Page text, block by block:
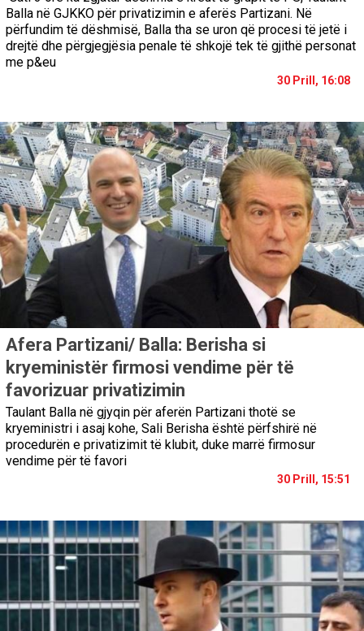
Balla në GJKKO për privatizimin e aferës Partizani. Në
përfundim të dëshmisë, Balla tha se uron që procesi të jetë i
drejtë dhe përgjegjësia penale të shkojë tek të gjithë personat
me p&eu
30 Prill, 16:08
Afera Partizani/ Balla: Berisha si
kryeministër firmosi vendime për të
favorizuar privatizimin
Taulant Balla në gjyqin për aferën Partizani thotë se
kryeministri i asaj kohe, Sali Berisha është përfshirë në
procedurën e privatizimit të klubit, duke marrë firmosur
vendime për të favori
30 Prill, 15:51